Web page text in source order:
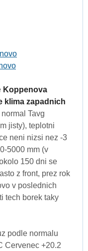
Koppenova
klima zapadnich
Tavg
jisty), teplotni
neni nizsi nez -3
5000 mm (v
150 dni se
z front, prez rok
v poslednich
tech borek taky
podle normalu
Cervenec +20.2